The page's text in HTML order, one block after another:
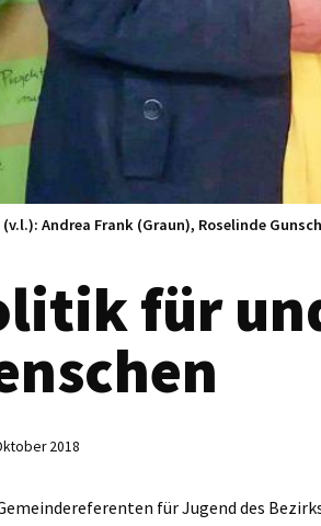
Andrea Frank (Graun), Roselinde
für
2018
für Jugend des